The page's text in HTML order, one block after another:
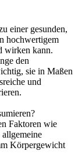
einer gesunden,
hochwertigem
wirken kann.
den
sie in Maßen
und
Faktoren wie
Körpergewicht